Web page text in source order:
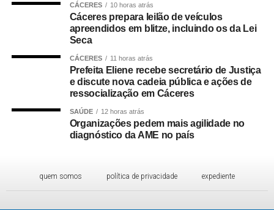
CÁCERES 10 horas atrás
Cáceres prepara leilão de veículos
apreendidos em blitze, incluindo os da Lei
Seca
CÁCERES 11 horas atrás
Prefeita Eliene recebe secretário de Justiça
e discute nova cadeia pública e ações de
ressocialização em Cáceres
SAÚDE 12 horas atrás
Organizações pedem mais agilidade no
diagnóstico da AME no país
quem somos política de privacidade expediente